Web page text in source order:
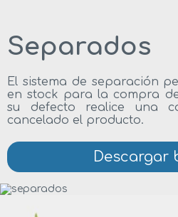
Separados
El sistema de separación
en stock para la compra
su defecto realice una
cancelado el producto.
Descargar